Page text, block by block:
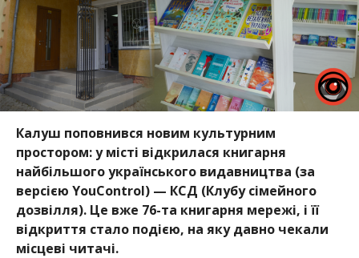
Калуш поповнився новим культурним
простором: у місті відкрилася книгарня
найбільшого українського видавництва (за
версією YouControl) — КСД (Клубу сімейного
дозвілля). Це вже 76-та книгарня мережі, і її
відкриття стало подією, на яку давно чекали
місцеві читачі.